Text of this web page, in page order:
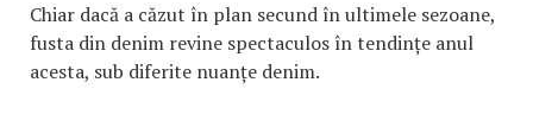
Chiar dacă a căzut în plan secund în ultimele sezoane,
fusta din denim revine spectaculos în tendințe anul
acesta, sub diferite nuanțe denim.